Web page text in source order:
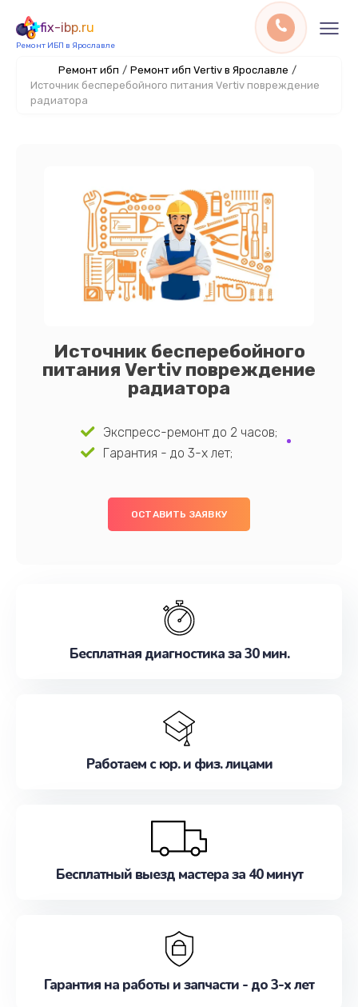
fix-ibp.ru
Ремонт ИБП в Ярославле
Ремонт ибп / Ремонт ибп Vertiv в Ярославле /
Источник бесперебойного питания Vertiv повреждение
радиатора
Источник бесперебойного
питания Vertiv повреждение
радиатора
Экспресс-ремонт до 2 часов;
Гарантия - до 3-х лет;
ОСТАВИТЬ ЗАЯВКУ
Бесплатная диагностика за 30 мин.
Работаем с юр. и физ. лицами
Бесплатный выезд мастера за 40 минут
Гарантия на работы и запчасти - до 3-х лет